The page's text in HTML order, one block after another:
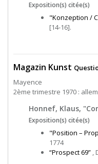
Exposition(s) citée(s)
"Konzeption /
[14-16].
Magazin Kunst
Mayence
2ème trimestre 1970 :
Honnef, Klaus,
Exposition(s) citée(s)
"Position –
1774
“Prospect 69” ,